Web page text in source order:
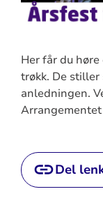
Her får du
trøkk. De stiller
anledningen.
Del